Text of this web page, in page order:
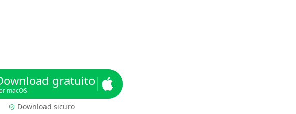
gratuito
macOS
Download sicuro